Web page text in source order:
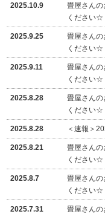
2025.10.9
畳屋さん
ください☆
2025.9.25
畳屋さん
ください☆
2025.9.11
畳屋さん
ください☆
2025.8.28
畳屋さん
ください☆
2025.8.28 ＜速報＞
2025.8.21
畳屋さん
ください☆
2025.8.7
畳屋さん
ください☆
2025.7.31
畳屋さん